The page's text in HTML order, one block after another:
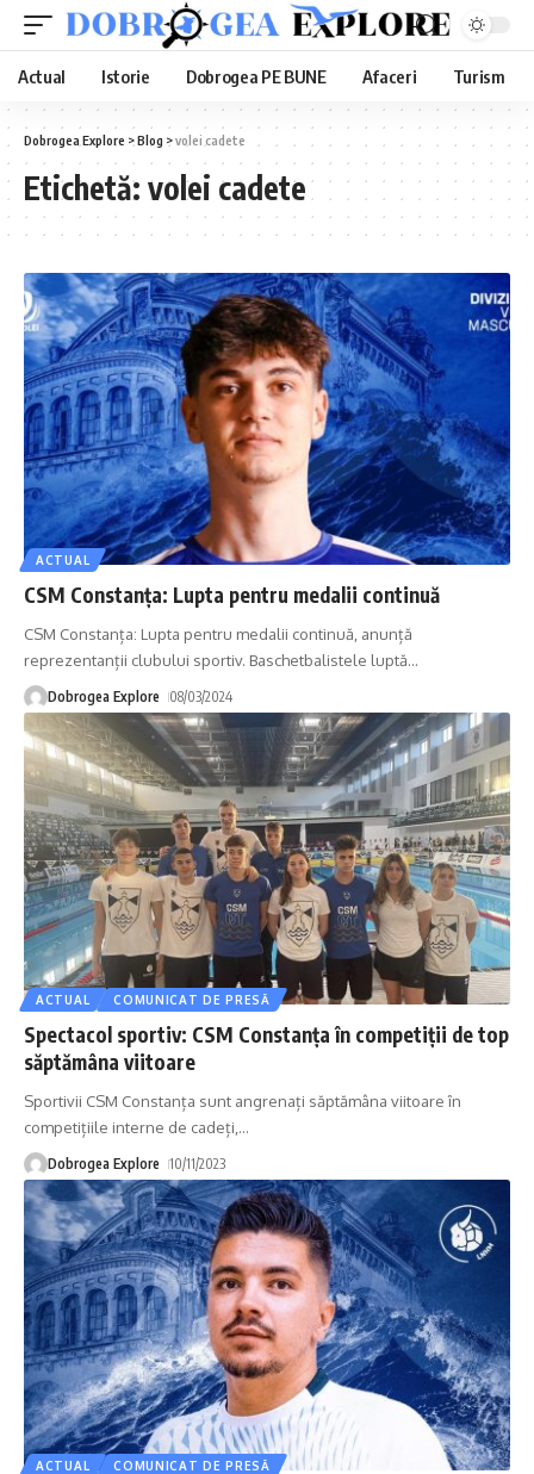
Actual Istorie Dobrogea PE BUNE Afaceri Turism
Dobrogea Explore >Blog >volei cadete
Etichetă: volei cadete
ACTUAL
CSM Constanța: Lupta pentru medalii continuă
CSM Constanța: Lupta pentru medalii continuă, anunță
reprezentanții clubului sportiv. Baschetbalistele luptă…
Dobrogea Explore 08/03/2024
ACTUAL COMUNICAT DE PRESĂ
Spectacol sportiv: CSM Constanța în competiții de top
săptămâna viitoare
Sportivii CSM Constanța sunt angrenați săptămâna viitoare în
competițiile interne de cadeți, …
Dobrogea Explore 10/11/2023
ACTUAL COMUNICAT DE PRESĂ